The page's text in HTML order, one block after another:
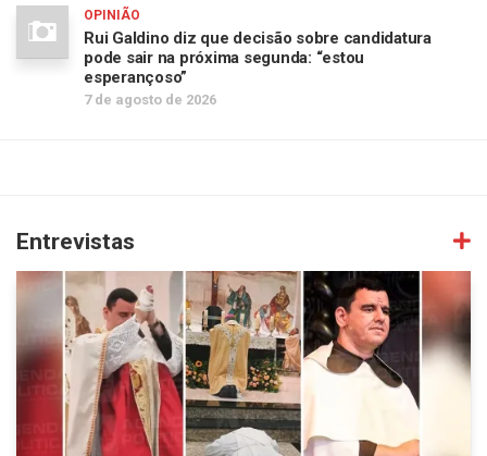
OPINIÃO
Rui Galdino diz que decisão sobre candidatura
pode sair na próxima segunda: “estou
esperançoso”
7 de agosto de 2026
Entrevistas